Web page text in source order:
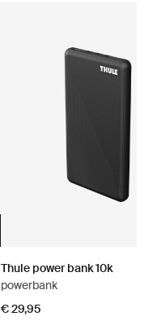
Thule power bank 10k
powerbank
€ 29,95